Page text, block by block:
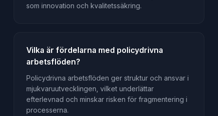
som innovation och kvalitetssäkring.
Vilka är fördelarna med policydrivna
arbetsflöden?
Policydrivna arbetsflöden ger struktur och ansvar i
mjukvaruutvecklingen, vilket underlättar
efterlevnad och minskar risken för fragmentering i
processerna.